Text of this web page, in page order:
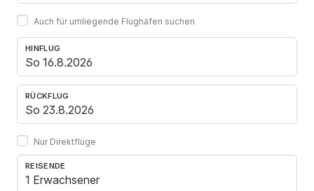
Auch für umliegende Flughäfen suchen
HINFLUG
RÜCKFLUG
Nur Direktflüge
REISENDE
1 Erwachsener